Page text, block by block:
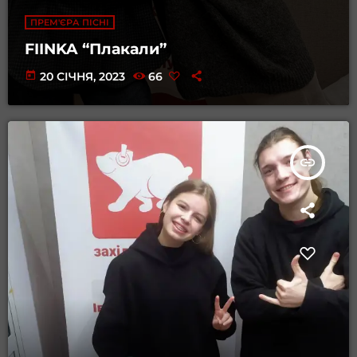
ПРЕМ'ЄРА ПІСНІ
FIINKA “Плакали”
today 20 СІЧНЯ, 2023 66
insert_link